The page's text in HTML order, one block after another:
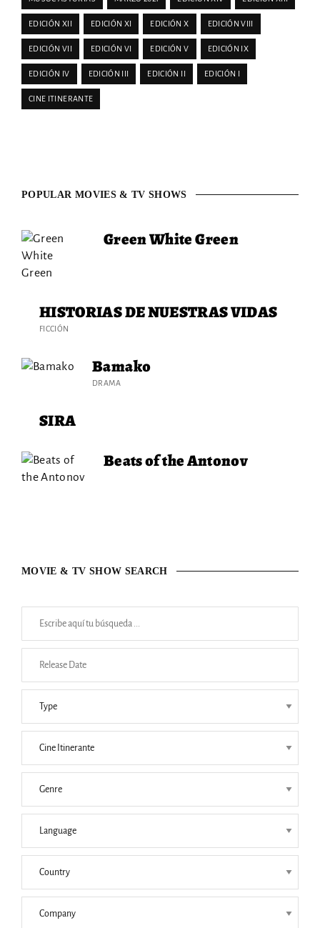
EDICIÓN XII EDICIÓN XI EDICIÓN X EDICIÓN VIII
EDICIÓN VII EDICIÓN VI EDICIÓN V EDICIÓN IX
EDICIÓN IV EDICIÓN III EDICIÓN II EDICIÓN I
CINE ITINERANTE
POPULAR MOVIES & TV SHOWS
Green White Green
HISTORIAS DE NUESTRAS VIDAS
FICCIÓN
Bamako
DRAMA
SIRA
Beats of the Antonov
MOVIE & TV SHOW SEARCH